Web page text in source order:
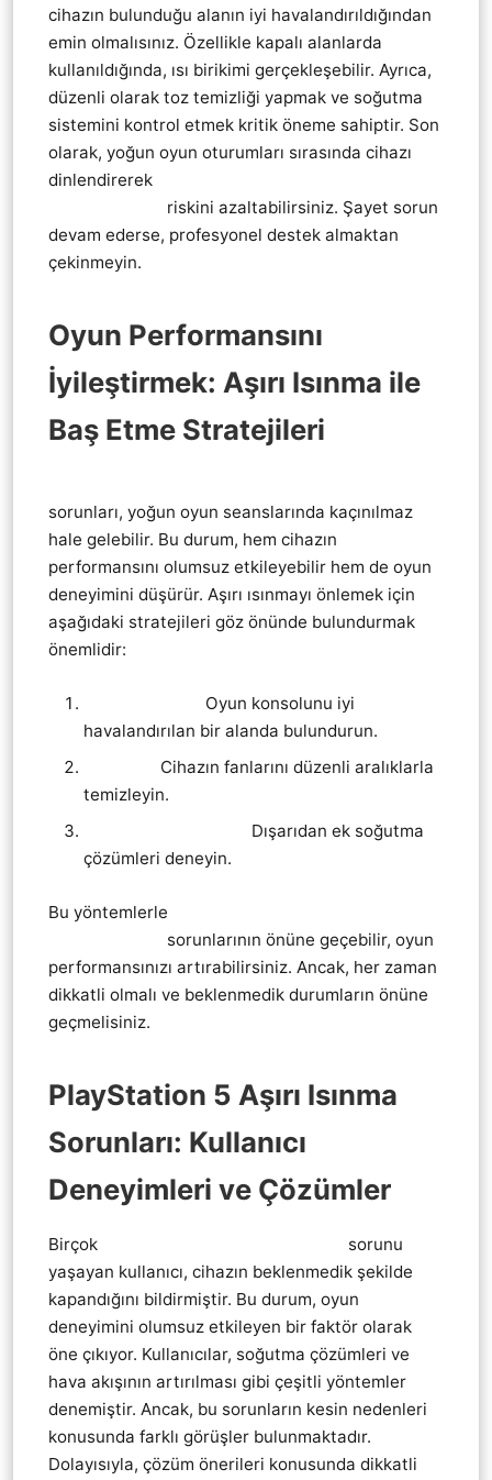
cihazın bulunduğu alanın iyi havalandırıldığından
emin olmalısınız. Özellikle kapalı alanlarda
kullanıldığında, ısı birikimi gerçekleşebilir. Ayrıca,
düzenli olarak toz temizliği yapmak ve soğutma
sistemini kontrol etmek kritik öneme sahiptir. Son
olarak, yoğun oyun oturumları sırasında cihazı
dinlendirerek
riskini azaltabilirsiniz. Şayet sorun
devam ederse, profesyonel destek almaktan
çekinmeyin.
Oyun Performansını
İyileştirmek: Aşırı Isınma ile
Baş Etme Stratejileri
sorunları, yoğun oyun seanslarında kaçınılmaz
hale gelebilir. Bu durum, hem cihazın
performansını olumsuz etkileyebilir hem de oyun
deneyimini düşürür. Aşırı ısınmayı önlemek için
aşağıdaki stratejileri göz önünde bulundurmak
önemlidir:
Oyun konsolunu iyi
havalandırılan bir alanda bulundurun.
Cihazın fanlarını düzenli aralıklarla
temizleyin.
Dışarıdan ek soğutma
çözümleri deneyin.
Bu yöntemlerle
sorunlarının önüne geçebilir, oyun
performansınızı artırabilirsiniz. Ancak, her zaman
dikkatli olmalı ve beklenmedik durumların önüne
geçmelisiniz.
PlayStation 5 Aşırı Isınma
Sorunları: Kullanıcı
Deneyimleri ve Çözümler
Birçok
sorunu
yaşayan kullanıcı, cihazın beklenmedik şekilde
kapandığını bildirmiştir. Bu durum, oyun
deneyimini olumsuz etkileyen bir faktör olarak
öne çıkıyor. Kullanıcılar, soğutma çözümleri ve
hava akışının artırılması gibi çeşitli yöntemler
denemiştir. Ancak, bu sorunların kesin nedenleri
konusunda farklı görüşler bulunmaktadır.
Dolayısıyla, çözüm önerileri konusunda dikkatli